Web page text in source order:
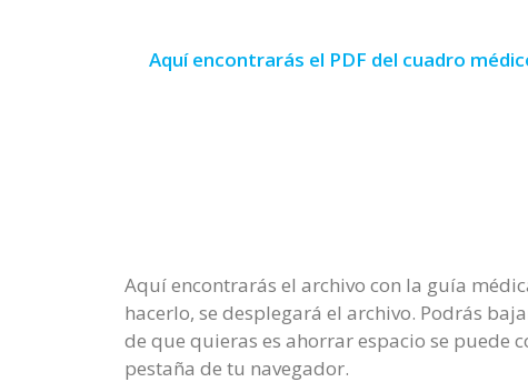
Aquí encontrarás el PDF del cuadro
Aquí encontrarás el archivo con la guía
hacerlo, se desplegará el archivo. Podrás
de que quieras es ahorrar espacio se puede
pestaña de tu navegador.